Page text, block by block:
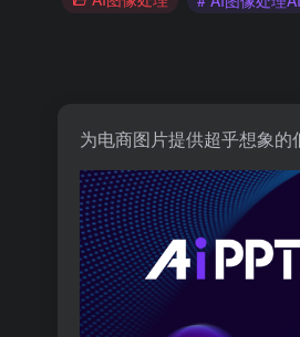
为电商图片提供超乎想象